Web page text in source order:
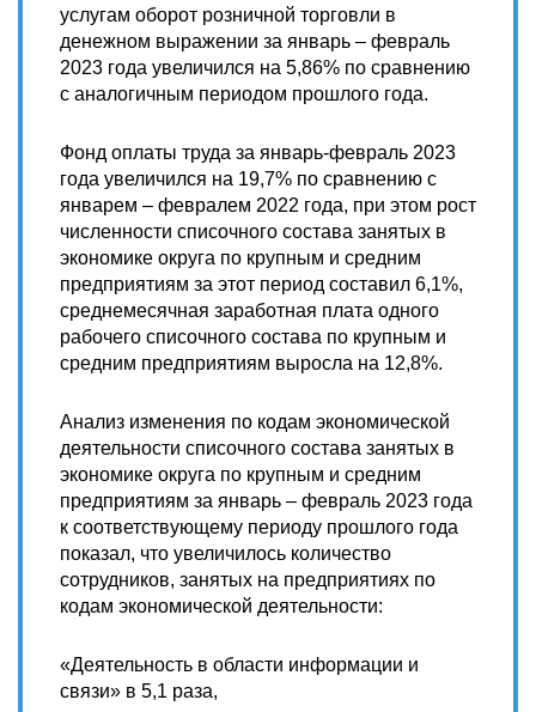
услугам оборот розничной торговли в
денежном выражении за январь – февраль
2023 года увеличился на 5,86% по сравнению
с аналогичным периодом прошлого года.
Фонд оплаты труда за январь-февраль 2023
года увеличился на 19,7% по сравнению с
январем – февралем 2022 года, при этом рост
численности списочного состава занятых в
экономике округа по крупным и средним
предприятиям за этот период составил 6,1%,
среднемесячная заработная плата одного
рабочего списочного состава по крупным и
средним предприятиям выросла на 12,8%.
Анализ изменения по кодам экономической
деятельности списочного состава занятых в
экономике округа по крупным и средним
предприятиям за январь – февраль 2023 года
к соответствующему периоду прошлого года
показал, что увеличилось количество
сотрудников, занятых на предприятиях по
кодам экономической деятельности:
«Деятельность в области информации и
связи» в 5,1 раза,